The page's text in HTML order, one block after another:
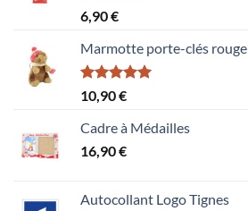
Note
4.00
5
6,90€
Marmotte porte-clés rouge
Note5.00
sur 5
10,90€
Cadre à Médailles
16,90€
Autocollant Logo Tignes